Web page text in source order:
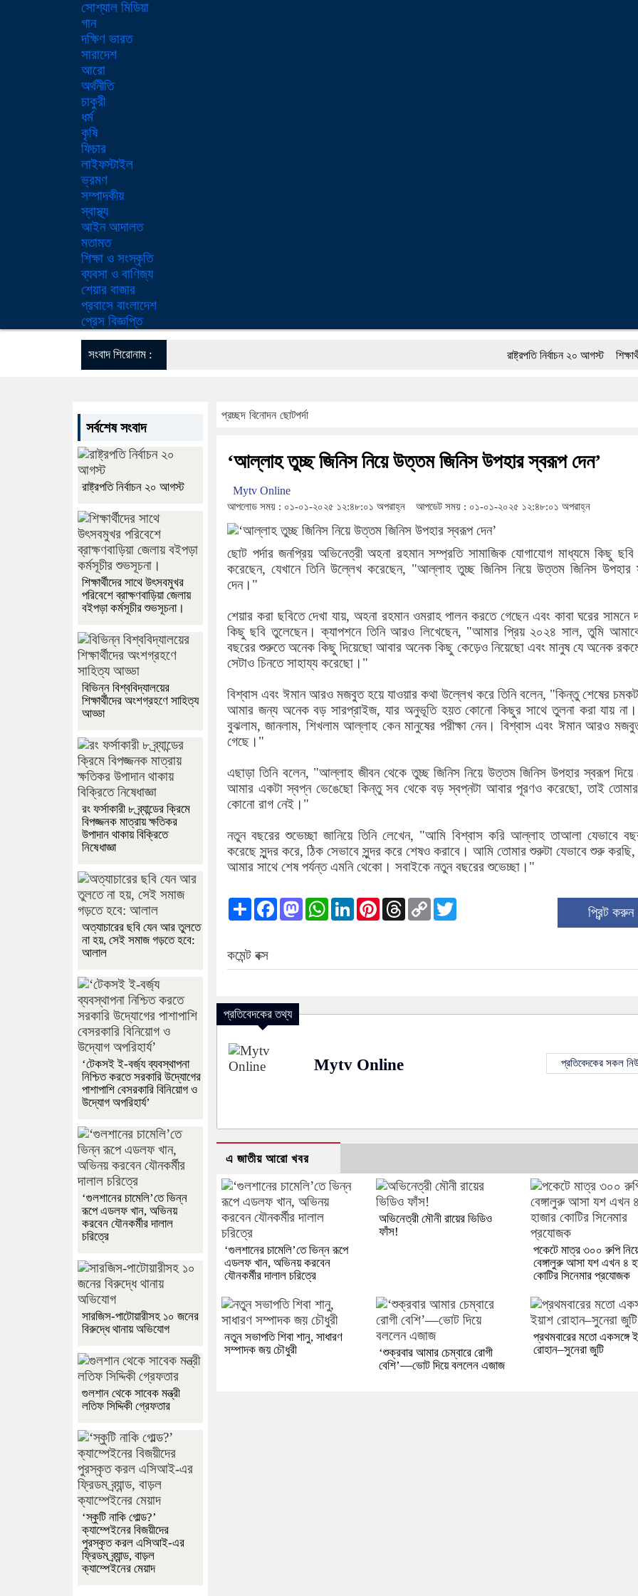
সোশ্যাল মিডিয়া
গান
দক্ষিণ ভারত
সারাদেশ
আরো
অর্থনীতি
চাকুরী
ধর্ম
কৃষি
ফিচার
লাইফস্টাইল
ভ্রমণ
সম্পাদকীয়
স্বাস্থ্য
আইন আদালত
মতামত
শিক্ষা ও সংস্কৃতি
ব্যবসা ও বাণিজ্য
শেয়ার বাজার
প্রবাসে বাংলাদেশ
প্রেস বিজ্ঞপ্তি
সংবাদ শিরোনাম : রাষ্ট্রপতি নির্বাচন ২০ আগস্ট শিক্ষার্থীদের
‘গুলশানের চামেলি’তে ভিন্ন রূপে এডলফ খান,
‘স্কুটি নাকি গোল্ড?’ ক্যাম্পেইনের বিজয়ীদের
প্রেমের সম্পর্ক ছিন্ন না করায় মা-ভাই মিলে
অবশেষে পদত্যাগ করলেন ভারতের শিক্ষামন্ত্রী
প্রচ্ছদ বিনোদন ছোটপর্দা
‘আল্লাহ তুচ্ছ জিনিস নিয়ে উত্তম জিনিস উপহার স্বরূপ দেন’
Mytv Online
আপলোড সময় : ০১-০১-২০২৫ ১২:৪৮:০১ অপরাহ্ন আপডেট সময় : ০১-০১-২০২৫ ১২:৪৮:০১ অপরাহ্ন
ছোট পর্দার জনপ্রিয় অভিনেত্রী অহনা রহমান সম্প্রতি সামাজিক যোগাযোগ মাধ্যমে কিছু
করেছেন, যেখানে তিনি উল্লেখ করেছেন, "আল্লাহ তুচ্ছ জিনিস নিয়ে উত্তম জিনিস উপহার
দেন।"
শেয়ার করা ছবিতে দেখা যায়, অহনা রহমান ওমরাহ পালন করতে গেছেন এবং কাবা ঘরের সামনে
কিছু ছবি তুলেছেন। ক্যাপশনে তিনি আরও লিখেছেন, "আমার প্রিয় ২০২৪ সাল, তুমি
বছরের শুরুতে অনেক কিছু দিয়েছো আবার অনেক কিছু কেড়েও নিয়েছো এবং মানুষ যে অনেক
সেটাও চিনতে সাহায্য করেছো।"
বিশ্বাস এবং ঈমান আরও মজবুত হয়ে যাওয়ার কথা উল্লেখ করে তিনি বলেন, "কিন্তু শেষের
আমার জন্য অনেক বড় সারপ্রাইজ, যার অনুভূতি হয়ত কোনো কিছুর সাথে তুলনা করা যায়
বুঝলাম, জানলাম, শিখলাম আল্লাহ কেন মানুষের পরীক্ষা নেন। বিশ্বাস এবং ঈমান আরও
গেছে।"
এছাড়া তিনি বলেন, "আল্লাহ জীবন থেকে তুচ্ছ জিনিস নিয়ে উত্তম জিনিস উপহার স্বরূপ দিয়ে
আমার একটা স্বপ্ন ভেঙেছো কিন্তু সব থেকে বড় স্বপ্নটা আবার পূরণও করেছো, তাই
কোনো রাগ নেই।"
নতুন বছরের শুভেচ্ছা জানিয়ে তিনি লেখেন, "আমি বিশ্বাস করি আল্লাহ তাআলা যেভাবে
করেছে সুন্দর করে, ঠিক সেভাবে সুন্দর করে শেষও করাবে। আমি তোমার শুরুটা যেভাবে শুরু
আমার সাথে শেষ পর্যন্ত এমনি থেকো। সবাইকে নতুন বছরের শুভেচ্ছা।"
ShareFacebookMastodonWhatsApp
LinkedInPinterestThreads
Copy
Link প্রিন্ট করুন
কমেন্ট বক্স
প্রতিবেদকের তথ্য
Mytv Online প্রতিবেদকের সকল
এ জাতীয় আরো খবর
‘গুলশানের চামেলি’তে ভিন্ন রূপে
এডলফ খান, অভিনয় করবেন
যৌনকর্মীর দালাল চরিত্রে
অভিনেত্রী মৌনী রায়ের ভিডিও
ফাঁস!
পকেটে মাত্র ৩০০ রুপি
বেঙ্গালুরু আসা যশ এখন ৪
কোটির সিনেমার প্রযোজক
নতুন সভাপতি শিবা শানু, সাধারণ
সম্পাদক জয় চৌধুরী
‘শুক্রবার আমার চেম্বারে রোগী
বেশি’—ভোট দিয়ে বললেন এজাজ
প্রথমবারের মতো একসঙ্গে
রোহান–সুনেরা জুটি
সর্বশেষ সংবাদ
রাষ্ট্রপতি নির্বাচন ২০ আগস্ট
শিক্ষার্থীদের সাথে উৎসবমুখর
পরিবেশে ব্রাক্ষণবাড়িয়া জেলায়
বইপড়া কর্মসূচীর শুভসূচনা।
বিভিন্ন বিশ্ববিদ্যালয়ের
শিক্ষার্থীদের অংশগ্রহণে সাহিত্য
আড্ডা
রং ফর্সাকারী ৮ ব্র্যান্ডের ক্রিমে
বিপজ্জনক মাত্রায় ক্ষতিকর
উপাদান থাকায় বিক্রিতে
নিষেধাজ্ঞা
অত্যাচারের ছবি যেন আর তুলতে
না হয়, সেই সমাজ গড়তে হবে:
আলাল
‘টেকসই ই-বর্জ্য ব্যবস্থাপনা
নিশ্চিত করতে সরকারি উদ্যোগের
পাশাপাশি বেসরকারি বিনিয়োগ ও
উদ্যোগ অপরিহার্য’
‘গুলশানের চামেলি’তে ভিন্ন
রূপে এডলফ খান, অভিনয়
করবেন যৌনকর্মীর দালাল
চরিত্রে
সারজিস-পাটোয়ারীসহ ১০ জনের
বিরুদ্ধে থানায় অভিযোগ
গুলশান থেকে সাবেক মন্ত্রী
লতিফ সিদ্দিকী গ্রেফতার
‘স্কুটি নাকি গোল্ড?’
ক্যাম্পেইনের বিজয়ীদের
পুরস্কৃত করল এসিআই-এর
ফ্রিডম ব্র্যান্ড, বাড়ল
ক্যাম্পেইনের মেয়াদ